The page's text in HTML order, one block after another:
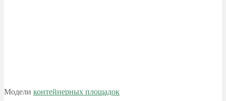
Модели контейнерных площадок